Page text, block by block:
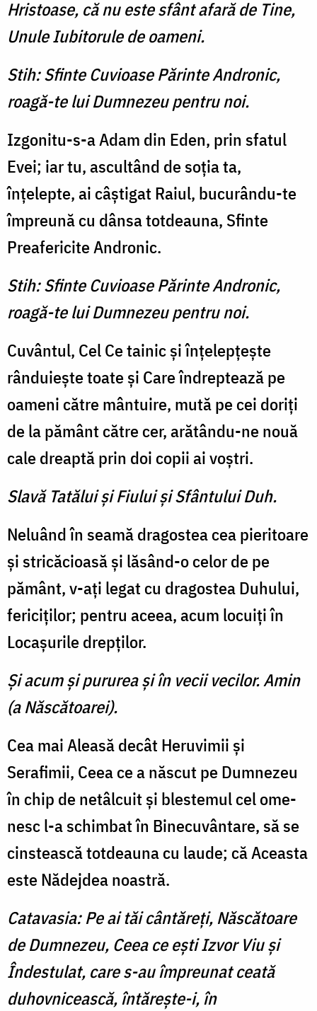
Hristoase, că nu este sfânt afară de Tine,
Unule Iubitorule de oameni.
Stih: Sfinte Cuvioase Părinte Andronic,
roagă-te lui Dumnezeu pentru noi.
Izgonitu-s-a Adam din Eden, prin sfatul
Evei; iar tu, as­cultând de soţia ta,
înţelepte, ai câştigat Raiul, bucurându-te
împreună cu dânsa totdeauna, Sfinte
Preafericite Andronic.
Stih: Sfinte Cuvioase Părinte Andronic,
roagă-te lui Dumnezeu pentru noi.
Cuvântul, Cel Ce tainic şi înţelepţeşte
rânduieşte toate şi Care îndreptează pe
oameni către mântuire, mută pe cei do­riţi
de la pământ către cer, arătându-ne nouă
cale dreaptă prin doi copii ai voştri.
Slavă Tatălui şi Fiului şi Sfântului Duh.
Neluând în seamă dragostea cea pieritoare
şi stricăcioasă şi lăsând-o celor de pe
pământ, v-aţi legat cu dragostea Duhului,
fericiţilor; pentru aceea, acum locuiţi în
Locaşurile drepţilor.
Şi acum şi pururea şi în vecii vecilor. Amin
(a Născătoarei).
Cea mai Aleasă decât Heru­vimii şi
Serafimii, Ceea ce a născut pe Dumnezeu
în chip de netâlcuit şi blestemul cel ome­
nesc l-a schimbat în Binecuvân­tare, să se
cinstească totdeauna cu laude; că Aceasta
este Nădejdea noastră.
Catavasia: Pe ai tăi cântăreţi, Născă­toare
de Dumnezeu, Ceea ce eşti Izvor Viu şi
Îndestulat, care s-au împreunat ceată
duhovnicească, întăreşte-i, în